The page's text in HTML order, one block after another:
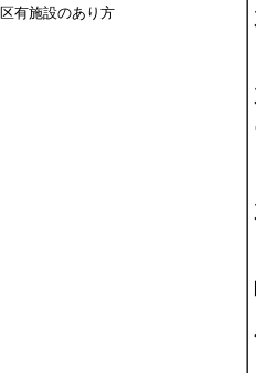
有施設のあり方